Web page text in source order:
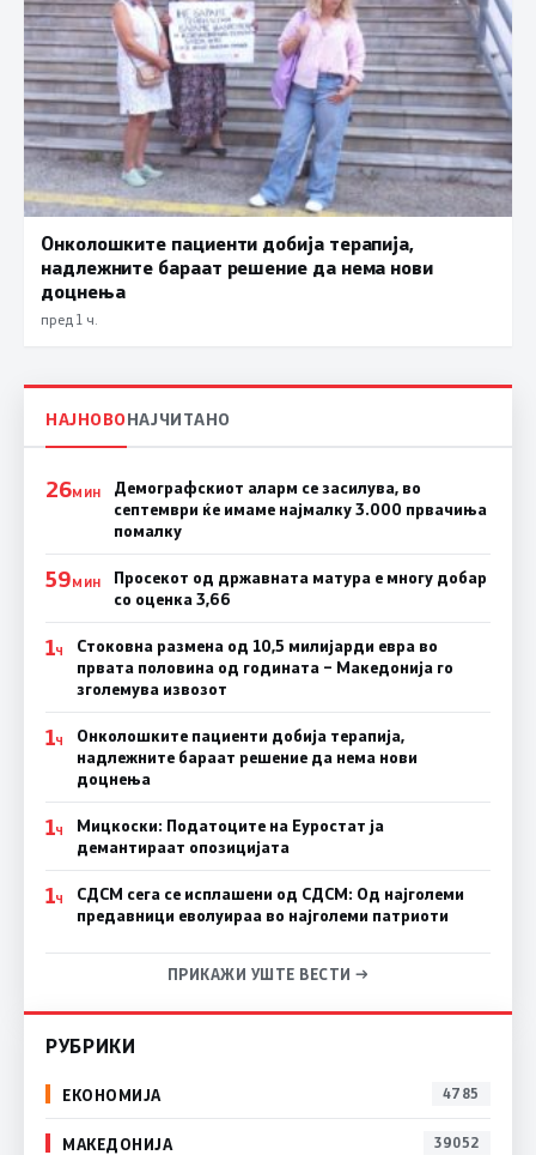
Онколошките пациенти добија терапија,
надлежните бараат решение да нема нови
доцнења
пред 1 ч.
НАЈНОВОНАЈЧИТАНО
26МИН
Демографскиот аларм се засилува, во
септември ќе имаме најмалку 3.000 првачиња
помалку
59МИН
Просекот од државната матура е многу добар
со оценка 3,66
1Ч
Стоковна размена од 10,5 милијарди евра во
првата половина од годината – Македонија го
зголемува извозот
1Ч
Онколошките пациенти добија терапија,
надлежните бараат решение да нема нови
доцнења
1Ч
Мицкоски: Податоците на Еуростат ја
демантираат опозицијата
1Ч
СДСМ сега се исплашени од СДСМ: Од најголеми
предавници еволуираа во најголеми патриоти
ПРИКАЖИ УШТЕ ВЕСТИ →
РУБРИКИ
ЕКОНОМИЈА 4785
МАКЕДОНИЈА 39052